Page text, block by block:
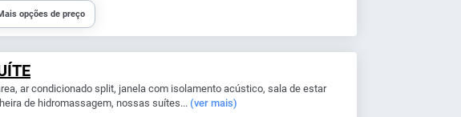
opções de preço
ar condicionado split, janela com isolamento acústico, sala de estar
de hidromassagem, nossas suítes... (ver mais)